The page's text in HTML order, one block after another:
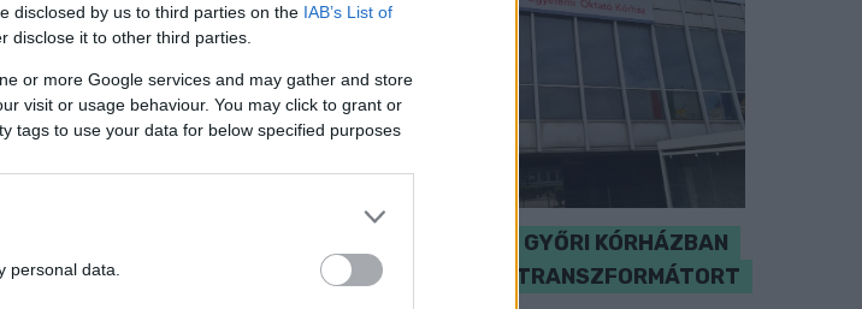
disclosed by us to third parties on the IAB’s List of
disclose it to other third parties.
or more Google services and may gather and store
visit or usage behaviour. You may click to grant or
tags to use your data for below specified purposes
personal data.
KICSERÉLTÉK A GYŐRI KÓRHÁZBAN
MEGHIBÁSODOTT TRANSZFORMÁTORT